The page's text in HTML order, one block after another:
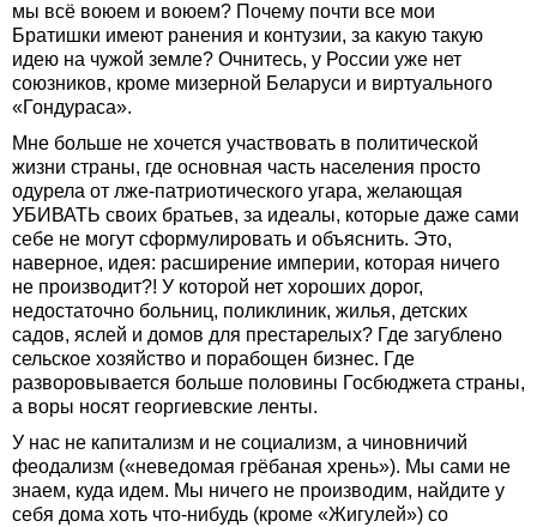
мы всё воюем и воюем? Почему почти все мои
Братишки имеют ранения и контузии, за какую такую
идею на чужой земле? Очнитесь, у России уже нет
союзников, кроме мизерной Беларуси и виртуального
«Гондураса».
Мне больше не хочется участвовать в политической
жизни страны, где основная часть населения просто
одурела от лже-патриотического угара, желающая
УБИВАТЬ своих братьев, за идеалы, которые даже сами
себе не могут сформулировать и объяснить. Это,
наверное, идея: расширение империи, которая ничего
не производит?! У которой нет хороших дорог,
недостаточно больниц, поликлиник, жилья, детских
садов, яслей и домов для престарелых? Где загублено
сельское хозяйство и порабощен бизнес. Где
разворовывается больше половины Госбюджета страны,
а воры носят георгиевские ленты.
У нас не капитализм и не социализм, а чиновничий
феодализм («неведомая грёбаная хрень»). Мы сами не
знаем, куда идем. Мы ничего не производим, найдите у
себя дома хоть что-нибудь (кроме «Жигулей») со